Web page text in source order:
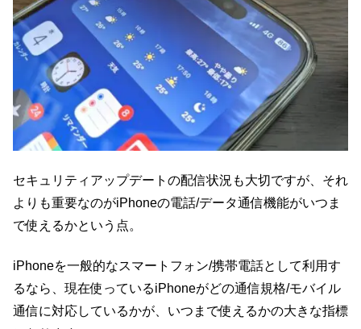
セキュリティアップデートの配信状況も大切ですが、それ
よりも重要なのがiPhoneの電話/データ通信機能がいつま
で使えるかという点。
iPhoneを一般的なスマートフォン/携帯電話として利用す
るなら、現在使っているiPhoneがどの通信規格/モバイル
通信に対応しているかが、いつまで使えるかの大きな指標